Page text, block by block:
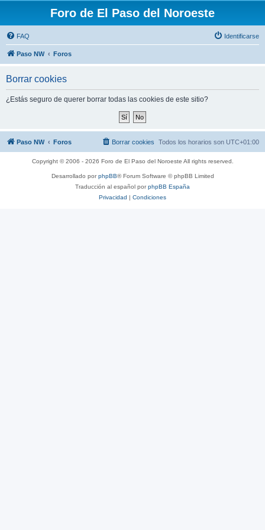
Foro de El Paso del Noroeste
FAQ Identificarse
Paso NW Foros
Borrar cookies
¿Estás seguro de querer borrar todas las cookies de este sitio?
Paso NW Foros Todos los horarios son UTC+01:00
Borrar cookies
Copyright © 2006 - 2026 Foro de El Paso del Noroeste All rights reserved.
Desarrollado porphpBB® Forum Software © phpBB Limited
Traducción al español porphpBB España
Privacidad | Condiciones